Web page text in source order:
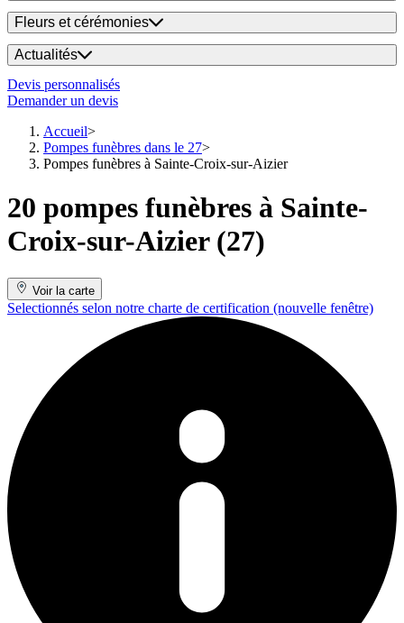
Fleurs et cérémonies
Actualités
Devis personnalisés
Demander un devis
Accueil
Pompes funèbres dans le 27
Pompes funèbres à Sainte-Croix-sur-Aizier
20 pompes funèbres à Sainte-
Croix-sur-Aizier (27)
Voir la carte
Selectionnés selon notre charte de certification (nouvelle fenêtre)